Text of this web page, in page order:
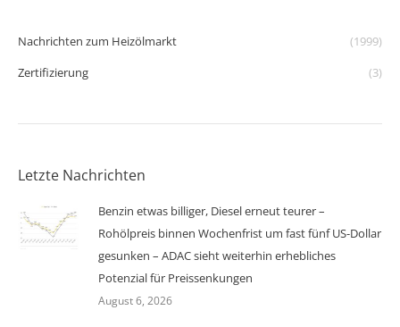
Nachrichten zum Heizölmarkt
(1999)
Zertifizierung
(3)
Letzte Nachrichten
Benzin etwas billiger, Diesel erneut teurer –
Rohölpreis binnen Wochenfrist um fast fünf US-Dollar
gesunken – ADAC sieht weiterhin erhebliches
Potenzial für Preissenkungen
August 6, 2026